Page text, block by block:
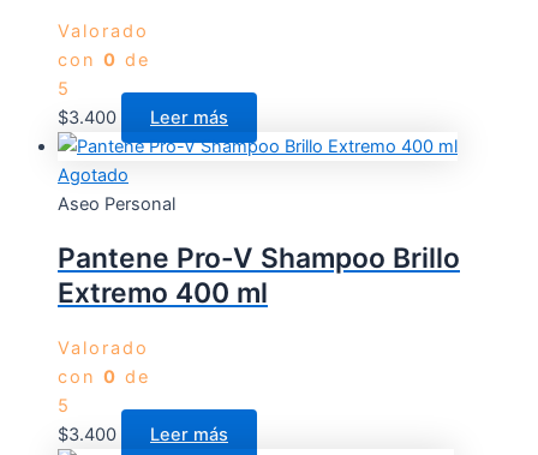
Valorado
con 0 de
5
$3.400 Leer más
Agotado
Aseo Personal
Pantene Pro-V Shampoo Brillo
Extremo 400 ml
Valorado
con 0 de
5
$3.400 Leer más